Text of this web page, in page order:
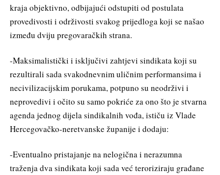
kraja objektivno, odbijajući odstupiti od postulata
provedivosti i održivosti svakog prijedloga koji se našao
između dviju pregovaračkih strana.
-Maksimalistički i isključivi zahtjevi sindikata koji su
rezultirali sada svakodnevnim uličnim performansima i
necivilizacijskim porukama, potpuno su neodrživi i
neprovedivi i očito su samo pokriće za ono što je stvarna
agenda jednog dijela sindikalnih vođa, ističu iz Vlade
Hercegovačko-neretvanske županije i dodaju:
-Eventualno pristajanje na nelogična i nerazumna
traženja dva sindikata koji sada već teroriziraju građane